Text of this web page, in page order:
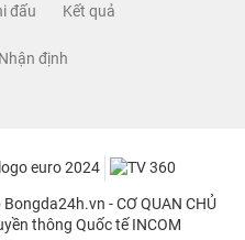
đấu Kết quả
Nhận định
- CƠ QUAN CHỦ
thông Quốc tế INCOM